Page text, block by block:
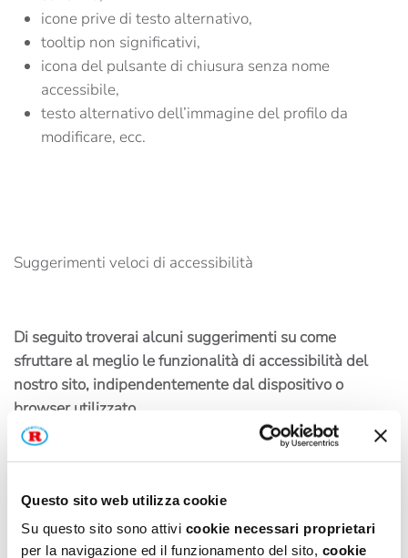
Questo sito web utilizza cookie
Su questo sito sono attivi cookie necessari proprietari
per la navigazione ed il funzionamento del sito, cookie
icone prive di testo alternativo,
tooltip non significativi,
icona del pulsante di chiusura senza nome
accessibile,
testo alternativo dell’immagine del profilo da
modificare, ecc.
Suggerimenti veloci di accessibilità
Di seguito troverai alcuni suggerimenti su come
sfruttare al meglio le funzionalità di accessibilità del
nostro sito, indipendentemente dal dispositivo o
browser utilizzato.
Come ingrandire lo schermo nei diversi sistemi
operativi